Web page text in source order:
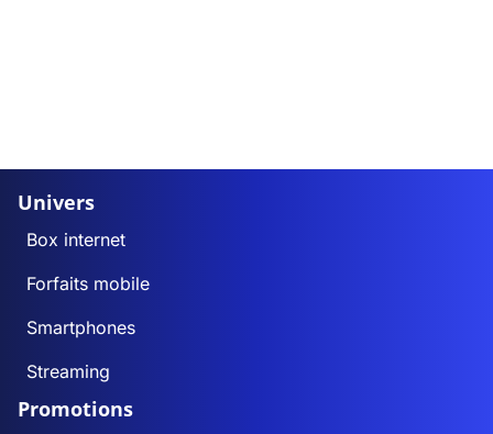
Univers
Box internet
Forfaits mobile
Smartphones
Streaming
Promotions